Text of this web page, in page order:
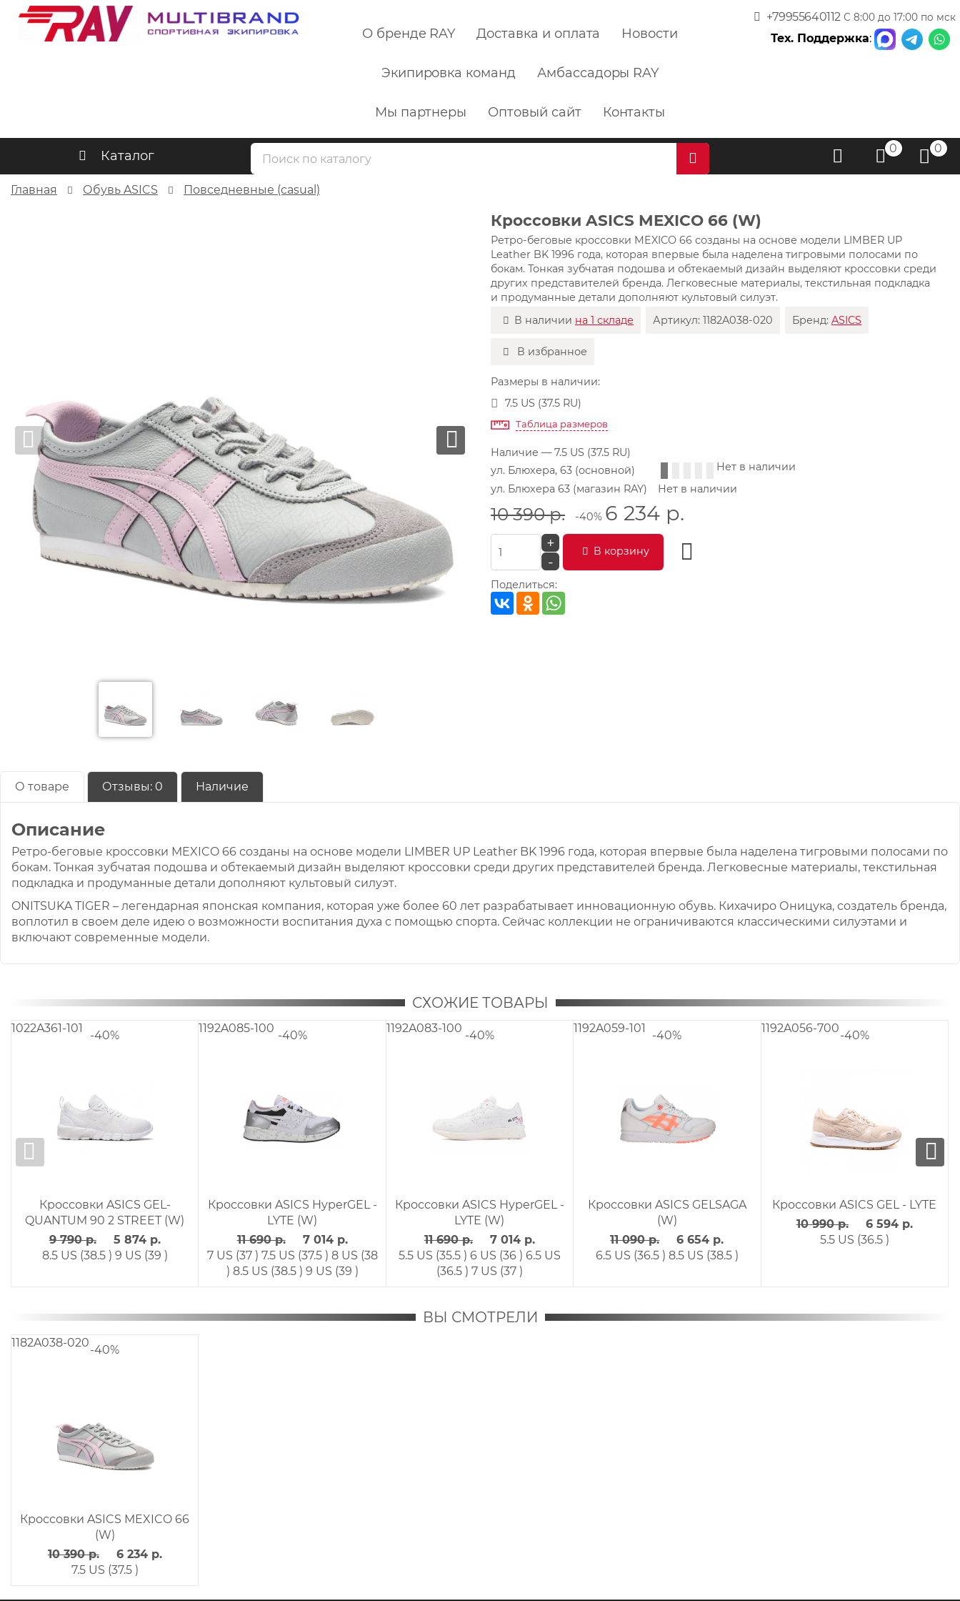
О бренде RAY Доставка и оплата Новости
Экипировка команд Амбассадоры RAY
Мы партнеры Оптовый сайт Контакты
+79955640112 С 8:00 до 17:00 по мск
Тех. Поддержка:
Каталог 0 0
Главная Обувь ASICS Повседневные (casual)
Кроссовки ASICS MEXICO 66 (W)
Ретро-беговые кроссовки MEXICO 66 созданы на основе модели LIMBER UP
Leather BK 1996 года, которая впервые была наделена тигровыми полосами по
бокам. Тонкая зубчатая подошва и обтекаемый дизайн выделяют кроссовки среди
других представителей бренда. Легковесные материалы, текстильная подкладка
и продуманные детали дополняют культовый силуэт.
В наличии на 1 складе Артикул:1182A038-020 Бренд:ASICS
В избранное
Размеры в наличии:
7.5 US (37.5 RU)
Таблица размеров
Наличие — 7.5 US (37.5 RU)
ул. Блюхера, 63 (основной)
Нет в наличии
ул. Блюхера 63 (магазин RAY)
Нет в наличии
10 390 р. -40% 6 234 р.
+
-
В корзину
Поделиться:
О товаре Отзывы: 0 Наличие
Описание
Ретро-беговые кроссовки MEXICO 66 созданы на основе модели LIMBER UP Leather BK 1996 года, которая впервые была наделена тигровыми полосами по
бокам. Тонкая зубчатая подошва и обтекаемый дизайн выделяют кроссовки среди других представителей бренда. Легковесные материалы, текстильная
подкладка и продуманные детали дополняют культовый силуэт.
ONITSUKA TIGER – легендарная японская компания, которая уже более 60 лет разрабатывает инновационную обувь. Кихачиро Оницука, создатель бренда,
воплотил в своем деле идею о возможности воспитания духа с помощью спорта. Сейчас коллекции не ограничиваются классическими силуэтами и
включают современные модели.
СХОЖИЕ ТОВАРЫ
-
US (38
1192A083-100
Кроссовки ASICS HyperGEL -
LYTE (W)
11 690 р.
7 014 р.
5.5 US (35.5 ) 6 US (36 )
6.5 US
1192A059-101
Кроссовки ASICS GELSAGA
11 090 р.
6 654 р.
6.5 US (36.5 ) 8.5 US (38.5 )
1192A056-700
Кроссовки ASICS GEL - LYTE
10 990 р.
5.5 US (36.5 )
1132A032-001
Кроссовки ASICS GEL - GEL-
ODYSSEY (W)
9 790 р.
5 874 р.
7.5 US (37.5 )
1183A085-800
Кроссовки ASICS
8 490 р.
5 094 р.
5.5 US (36.5 )
ВЫ СМОТРЕЛИ
1182A038-020
-40%
Кроссовки ASICS MEXICO 66
(W)
10 390 р.
6 234 р.
7.5 US (37.5 )